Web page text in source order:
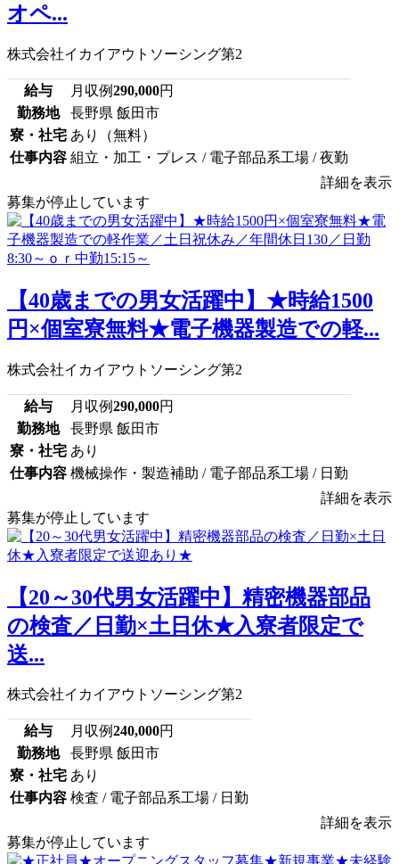
オペ...
株式会社イカイアウトソーシング第2
給与 月収例290,000円
勤務地
長野県 飯田市
寮・社宅 あり（無料）
仕事内容 組立・加工・プレス / 電子部品系工場 / 夜勤
詳細を表示
募集が停止しています
【40歳までの男女活躍中】★時給1500
円×個室寮無料★電子機器製造での軽...
株式会社イカイアウトソーシング第2
給与 月収例290,000円
勤務地
長野県 飯田市
寮・社宅 あり
仕事内容 機械操作・製造補助 / 電子部品系工場 / 日勤
詳細を表示
募集が停止しています
【20～30代男女活躍中】精密機器部品
の検査／日勤×土日休★入寮者限定で
送...
株式会社イカイアウトソーシング第2
給与 月収例240,000円
勤務地
長野県 飯田市
寮・社宅 あり
仕事内容 検査 / 電子部品系工場 / 日勤
詳細を表示
募集が停止しています